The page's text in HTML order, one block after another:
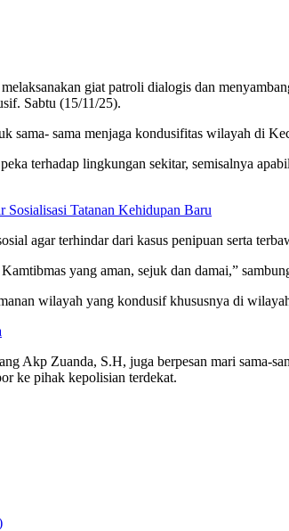
giat patroli dialogis dan
Sabtu (15/11/25).
sama menjaga kondusifitas wilayah di
terhadap lingkungan sekitar, semisalnya
Sosialisasi Tatanan Kehidupan Baru
agar terhindar dari kasus penipuan serta
yang aman, sejuk dan damai,”
wilayah yang kondusif khususnya di
Zuanda, S.H, juga berpesan mari sama-
ke pihak kepolisian terdekat.